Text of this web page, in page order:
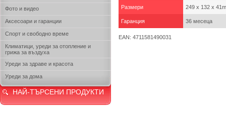
Фото и видео
Аксесоари и гаранции
Спорт и свободно време
Климатици, уреди за отопление и
грижа за въздуха
Уреди за здраве и красота
Уреди за дома
НАЙ-ТЪРСЕНИ ПРОДУКТИ
Размери 249 x 132 x
Гаранция 36 месеца
EAN: 4711581490031